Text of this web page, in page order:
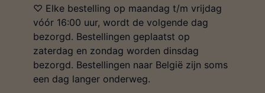
♡ Elke bestelling op maandag t/m vrijdag
vóór 16:00 uur, wordt de volgende dag
bezorgd. Bestellingen geplaatst op
zaterdag en zondag worden dinsdag
bezorgd. Bestellingen naar België zijn soms
een dag langer onderweg.